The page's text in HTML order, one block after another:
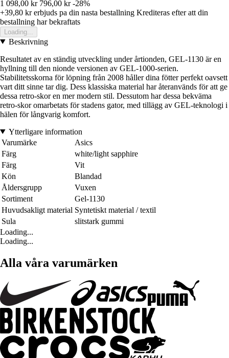
1 098,00 kr 796,00 kr -28%
+39,80 krerbjuds pa din nasta bestallning Krediteras efter att din
bestallning har bekraftats
Loading...
Beskrivning
Resultatet av en ständig utveckling under årtionden, GEL-1130 är en
hyllning till den nionde versionen av GEL-1000-serien.
Stabilitetsskorna för löpning från 2008 håller dina fötter perfekt oavsett
vart ditt sinne tar dig. Dess klassiska material har återanvänds för att ge
dessa retro-skor en mer modern stil. Dessutom har dessa bekväma
retro-skor omarbetats för stadens gator, med tillägg av GEL-teknologi i
hälen för långvarig komfort.
Ytterligare information
Varumärke
Asics
Färg
white/light sapphire
Färg
Vit
Kön
Blandad
Åldersgrupp
Vuxen
Sortiment
Gel-1130
Huvudsakligt material Syntetiskt material / textil
Sula
slitstark gummi
Loading...
Loading...
Alla våra varumärken